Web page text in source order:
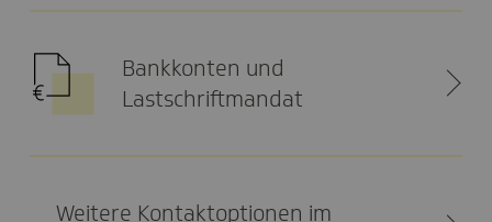
Bankkonten und
Lastschriftmandat
Weitere Kontaktoptionen im